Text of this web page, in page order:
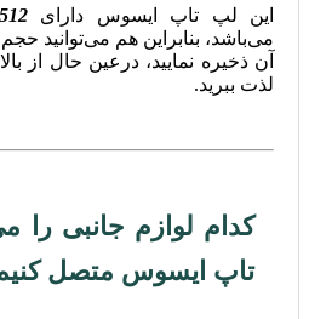
این لپ تاپ ایسوس دارای512 گیگابایت حافظه SSD
می‌باشد، بنابراین هم می‌توانید حجم
آن ذخیره نمایید، درعین حال از
لذت ببرید.
کدام لوازم جانبی را
تاپ ایسوس متصل